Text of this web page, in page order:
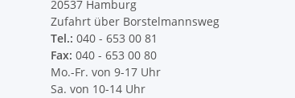
20537 Hamburg
Zufahrt über Borstelmannsweg
Tel.: 040 - 653 00 81
Fax: 040 - 653 00 80
Mo.-Fr. von 9-17 Uhr
Sa. von 10-14 Uhr